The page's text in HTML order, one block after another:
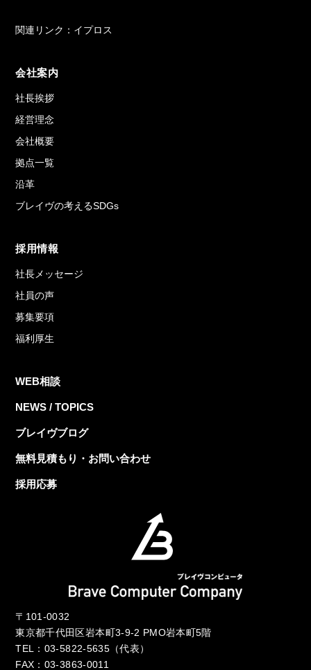
関連リンク：イプロス
会社案内
社長挨拶
経営理念
会社概要
拠点一覧
沿革
ブレイヴの考えるSDGs
採用情報
社長メッセージ
社員の声
募集要項
福利厚生
WEB相談
NEWS / TOPICS
ブレイヴブログ
無料見積もり・お問い合わせ
採用応募
〒101-0032
東京都千代田区岩本町3-9-2 PMO岩本町5階
TEL： 03-5822-5635 （代表）
FAX：03-3863-0011